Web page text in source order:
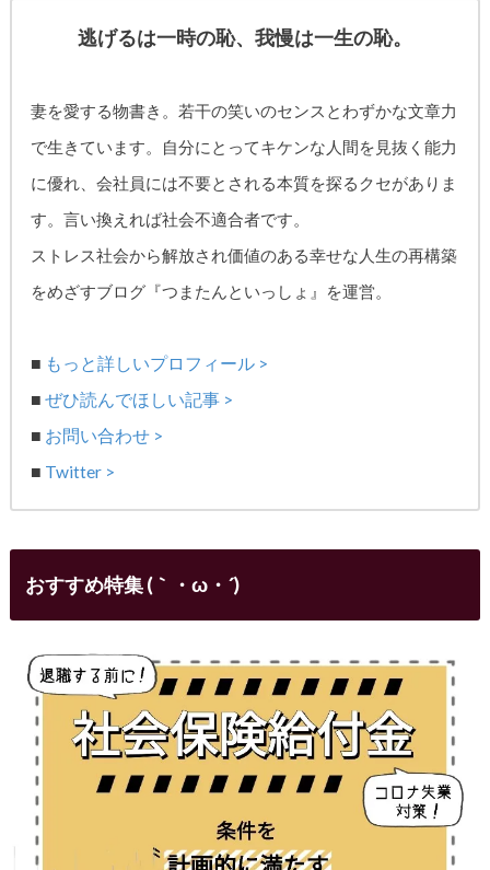
逃げるは一時の恥、我慢は一生の恥。
妻を愛する物書き。 若干の笑いのセンスとわずかな文章力
で生きています。自分にとってキケンな人間を見抜く能力
に優れ、会社員には不要とされる本質を探るクセがありま
す。言い換えれば社会不適合者です。
ストレス社会から解放され価値のある幸せな人生の再構築
をめざすブログ『つまたんといっしょ』を運営。
■ もっと詳しいプロフィール >
■ぜひ読んでほしい記事 >
■ お問い合わせ >
■ Twitter >
おすすめ特集 (｀・ω・´)ゞ